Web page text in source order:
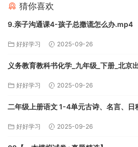
猜你喜欢
9.亲子沟通课4-孩子总撒谎怎么办.mp4
好好学习 2025-09-26
义务教育教科书化学_九年级_下册_北京
好好学习 2025-09-26
二年级上册语文 1-4单元古诗、名言、日
好好学习 2025-09-26